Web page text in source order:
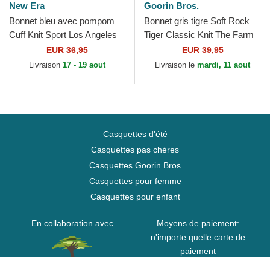
New Era
Bonnet bleu avec pompom
Cuff Knit Sport Los Angeles
Dodgers MLB New Era
EUR 36,95
Livraison 17 - 19 aout
Goorin Bros.
Bonnet gris tigre Soft Rock
Tiger Classic Knit The Farm
Goorin Bros.EUR 39,95
Livraison le mardi, 11 aout
Casquettes d'été
Casquettes pas chères
Casquettes Goorin Bros
Casquettes pour femme
Casquettes pour enfant
En collaboration avec
Moyens de paiement:
n'importe quelle carte de
paiement